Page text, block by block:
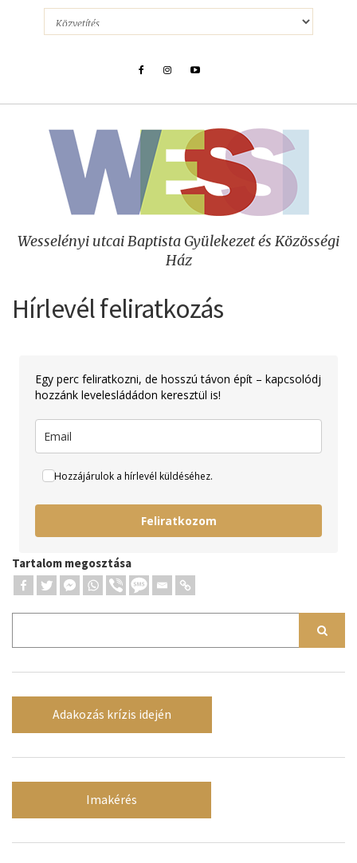
Wesselényi utcai Baptista Gyülekezet és Közösségi
Ház
Hírlevél feliratkozás
Egy perc feliratkozni, de hosszú távon épít – kapcsolódj
hozzánk levelesládádon keresztül is!
Hozzájárulok a hírlevél küldéséhez.
Feliratkozom
Tartalom megosztása
Adakozás krízis idején
Imakérés